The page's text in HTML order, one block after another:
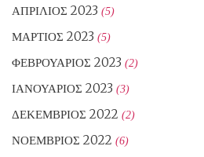
ΑΠΡΊΛΙΟΣ 2023 (5)
ΜΆΡΤΙΟΣ 2023 (5)
ΦΕΒΡΟΥΆΡΙΟΣ 2023 (2)
ΙΑΝΟΥΆΡΙΟΣ 2023 (3)
ΔΕΚΈΜΒΡΙΟΣ 2022 (2)
ΝΟΈΜΒΡΙΟΣ 2022 (6)